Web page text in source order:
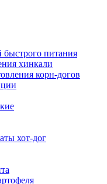
быстрого питания
хинкали
корн-догов
хот-дог